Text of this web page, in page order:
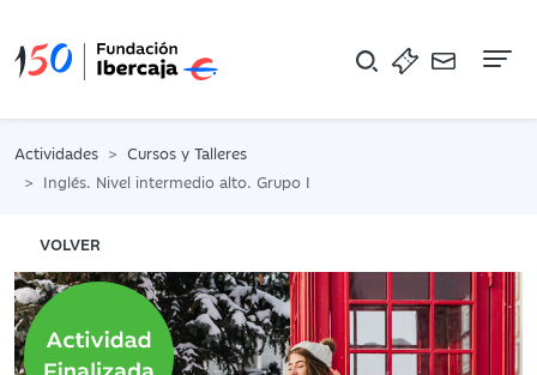
Actividades
Cursos y Talleres
Inglés. Nivel intermedio alto. Grupo I
VOLVER